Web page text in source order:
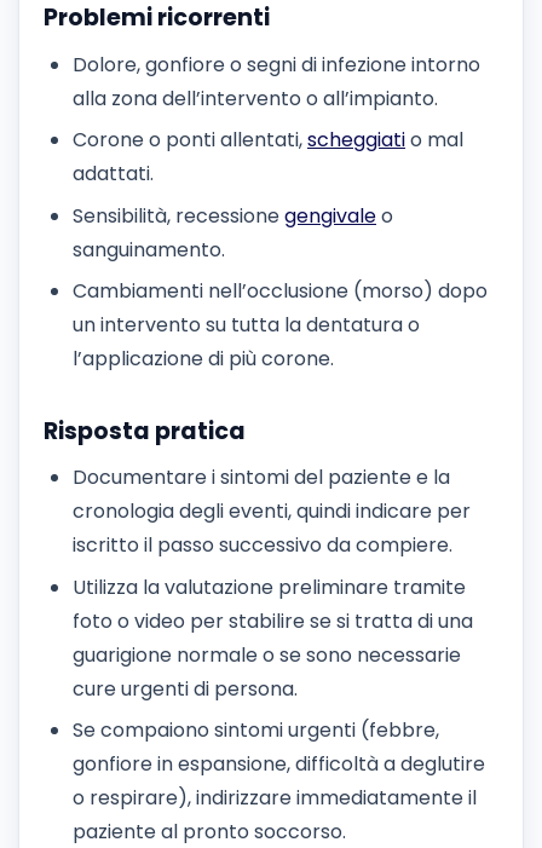
Problemi ricorrenti
Dolore, gonfiore o segni di infezione intorno
alla zona dell’intervento o all’impianto.
Corone o ponti allentati,scheggiatio mal
adattati.
Sensibilità, recessionegengivaleo
sanguinamento.
Cambiamenti nell’occlusione (morso) dopo
un intervento su tutta la dentatura o
l’applicazione di più corone.
Risposta pratica
Documentare i sintomi del paziente e la
cronologia degli eventi, quindi indicare per
iscritto il passo successivo da compiere.
Utilizza la valutazione preliminare tramite
foto o video per stabilire se si tratta di una
guarigione normale o se sono necessarie
cure urgenti di persona.
Se compaiono sintomi urgenti (febbre,
gonfiore in espansione, difficoltà a deglutire
o respirare), indirizzare immediatamente il
paziente al pronto soccorso.